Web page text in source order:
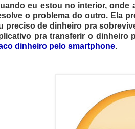
eu estou no interior, onde
o problema do outro. Ela
preciso de dinheiro pra
pra transferir o dinheiro
dinheiro pelo smartphone.